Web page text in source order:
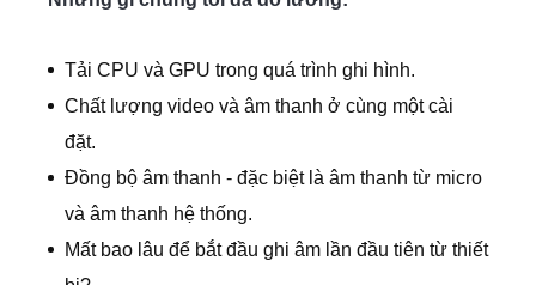
Tải CPU và GPU trong quá trình ghi hình.
Chất lượng video và âm thanh ở cùng một cài
đặt.
Đồng bộ âm thanh - đặc biệt là âm thanh từ micro
và âm thanh hệ thống.
Mất bao lâu để bắt đầu ghi âm lần đầu tiên từ thiết